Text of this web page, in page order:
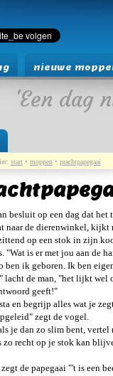
nieuwe
'Een dag
start • moppen • prachtpapegaai
besluit op een dag dat
naar de dierenwinkel, kijkt
op een stok in zijn
"Wat is er met jou aan de
ben ik geboren. Ik ben
lacht de man, "het lijkt wel
geeft!"
en begrijp alles wat je
zegt de vogel.
je dan zo slim bent, vertel
zo recht op je stok kan
de papegaai "'t is een